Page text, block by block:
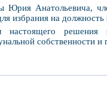
Анатольевича,
избрания на должность
решения
собственности